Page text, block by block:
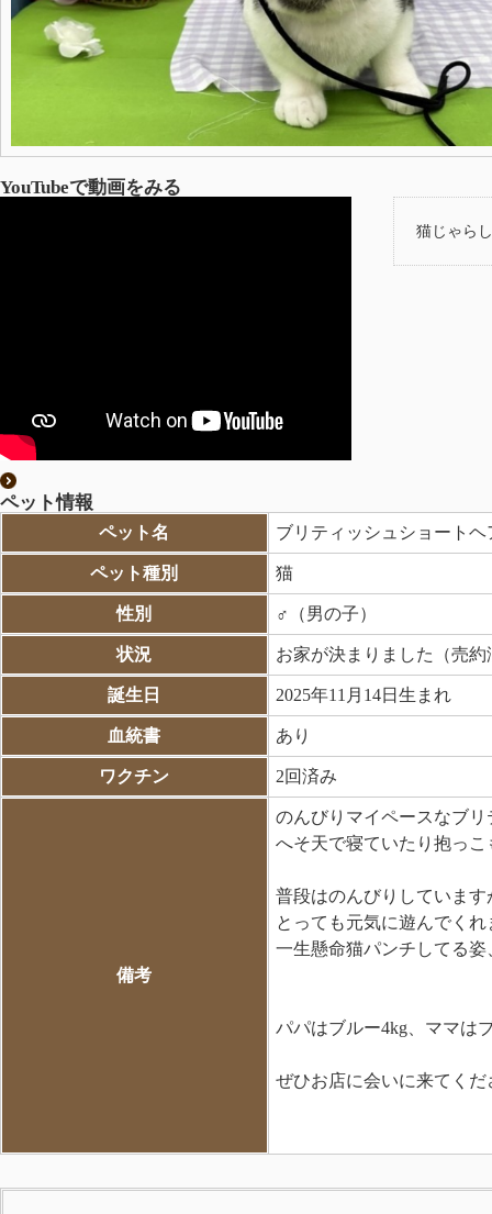
YouTubeで動画をみる
猫じゃら
ペット情報
ペット名 ブリティッシュショートヘ
ペット種別 猫
性別 ♂（男の子）
状況 お家が決まりました（売約
誕生日 2025年11月14日生まれ
血統書 あり
ワクチン 2回済み
備考
のんびりマイペースなブ
へそ天で寝ていたり抱っ
普段はのんびりしていま
とっても元気に遊んでく
一生懸命猫パンチしてる
パパはブルー4kg、ママは
ぜひお店に会いに来てくだ